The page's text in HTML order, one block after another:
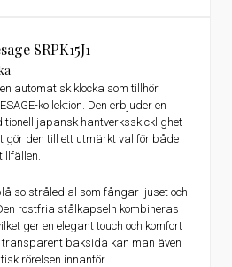
SRPK15J1
automatisk klocka som tillhör
kollektion. Den erbjuder en
japansk hantverksskicklighet
gör den till ett utmärkt val för både
solstråledial som fångar ljuset och
rostfria stålkapseln kombineras
ger en elegant touch och komfort
baksida kan man även
rörelsen innanför.